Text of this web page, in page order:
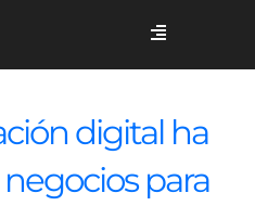
Toggle
Quiénes somos
digital ha
para